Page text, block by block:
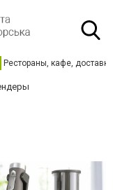
Рестораны, кафе,